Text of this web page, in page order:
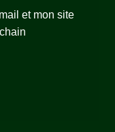
et mon site